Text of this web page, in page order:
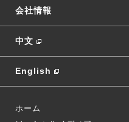
会社情報
中文
English
ホーム